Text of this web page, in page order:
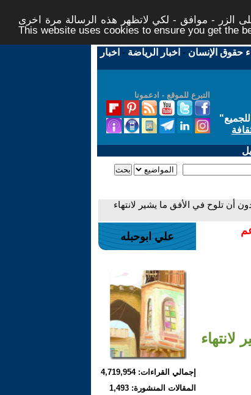
الزر - موافق - لكي لاتظهر هذه الرسالة مرة اخرى -
This website uses cookies to ensure you get the
حقوق الإنسان - اخبار الرياضة - اخبار
التبرع للموقع - ادعمونا
"
أن تلوح في الأفق ما يشير لانتهاء
علي ابوحبله
إجمالي القراءات: 4,719,954
المقالات المنشورة: 1,493